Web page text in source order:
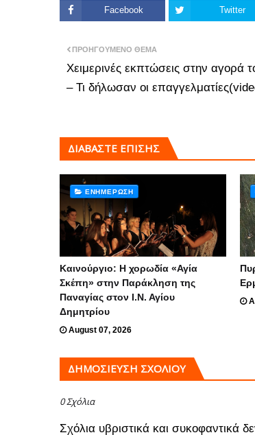
Facebook Twitter
ΠΡΟΗΓΟΎΜΕΝΟ ΘΈΜΑ
Χειμερινές εκπτώσεις στην αγορά
– Τι δήλωσαν οι
ΔΙΑΒΑΣΤΕ ΕΠΙΣΗΣ
ΕΝΗΜΈΡΩΣΗ
Καινούργιο: Η χορωδία «Αγία
Σκέπη» στην Παράκληση της
Παναγίας στον Ι.Ν. Αγίου
Δημητρίου
August 07, 2026
ΔΗΜΟΣΊΕΥΣΗ ΣΧΟΛΊΟΥ
0 Σχόλια
Σχόλια υβριστικά και συκοφαντικά